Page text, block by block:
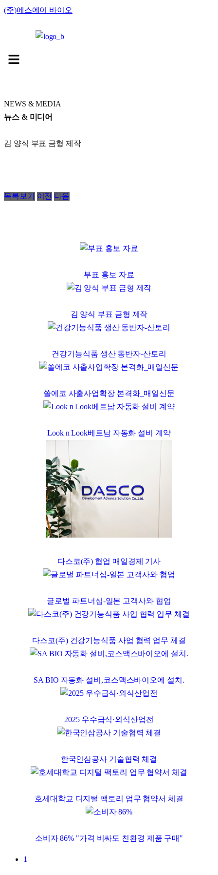
(주)에스에이 바이오
NEWS & MEDIA
뉴스 & 미디어
김 양식 부표 금형 제작
목록보기 이전 다음
부표 홍보 자료
김 양식 부표 금형 제작
건강기능식품 생산 동반자-산토리
쏠에코 사출사업확장 본격화_매일신문
Look n Look베트남 자동화 설비 계약
다스코(주) 협업 매일경제 기사
글로벌 파트너십-일본 고객사와 협업
다스코(주) 건강기능식품 사업 협력 업무 체결
SA BIO 자동화 설비,코스맥스바이오에 설치.
2025 우수급식·외식산업전
한국인삼공사 기술협력 체결
호세대학교 디지털 팩토리 업무 협약서 체결
소비자 86% "가격 비싸도 친환경 제품 구매"
1